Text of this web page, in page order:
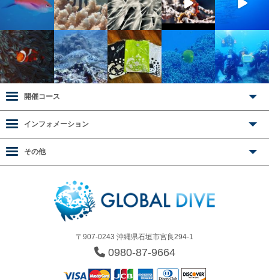
〒907-0243 沖縄県石垣市宮良294-1
0980-87-9664
開催コース
インフォメーション
その他